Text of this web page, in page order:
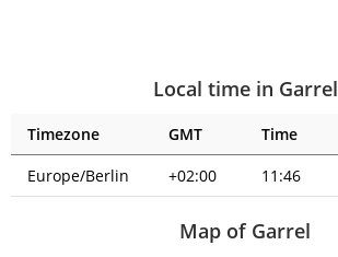
Local time in Garrel
Timezone GMT
Time
Europe/Berlin
+02:00 11:46
Map of Garrel